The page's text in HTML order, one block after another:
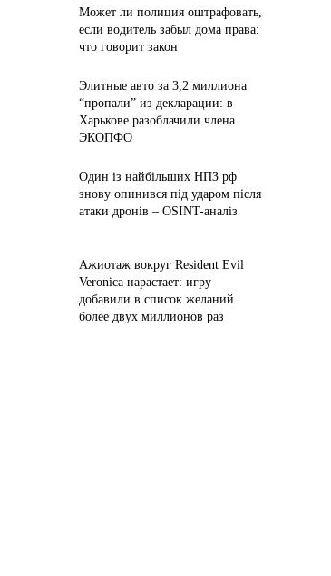
Может ли полиция оштрафовать,
если водитель забыл дома права:
что говорит закон
Элитные авто за 3,2 миллиона
“пропали” из декларации: в
Харькове разоблачили члена
ЭКОПФО
Один із найбільших НПЗ рф
знову опинився під ударом після
атаки дронів – OSINT-аналіз
Ажиотаж вокруг Resident Evil
Veronica нарастает: игру
добавили в список желаний
более двух миллионов раз